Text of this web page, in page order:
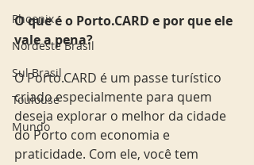
Phoenix
Nordeste Brasil
Sul Brasil
Toulouse
Mundo
O que é o Porto.CARD e por que ele
vale a pena?
O Porto.CARD é um passe turístico
criado especialmente para quem
deseja explorar o melhor da cidade
do Porto com economia e
praticidade. Com ele, você tem